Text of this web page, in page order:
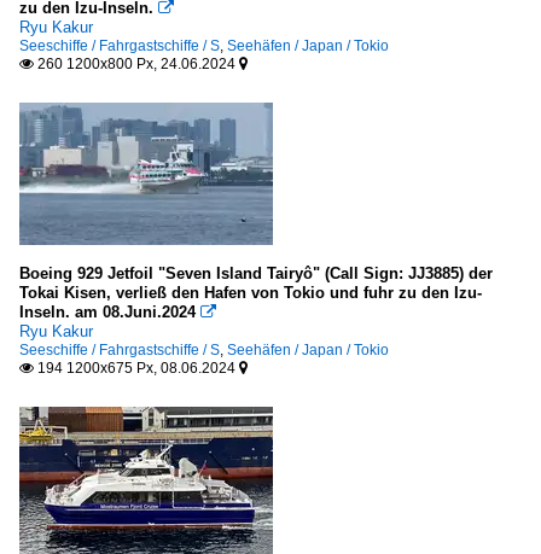
zu den Izu-Inseln. 
Ryu Kakur
Seeschiffe / Fahrgastschiffe / S Seehäfen / Japan / Tokio
 260 1200x800 Px, 24.06.2024 
Boeing 929 Jetfoil "Seven Island Tairyô" (Call Sign: JJ3885) der
Tokai Kisen, verließ den Hafen von Tokio und fuhr zu den Izu-
Inseln. am 08.Juni.2024 
Ryu Kakur
Seeschiffe / Fahrgastschiffe / S Seehäfen / Japan / Tokio
 194 1200x675 Px, 08.06.2024 